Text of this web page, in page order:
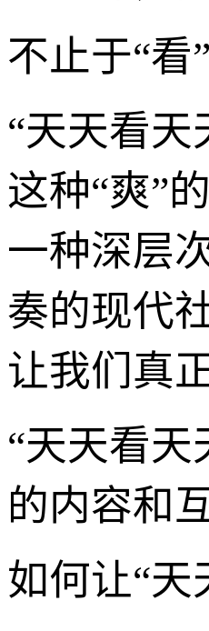
不止于“
“天天看天
这种“爽”
一种深层
奏的现代
让我们真
“天天看
的内容和
如何让“